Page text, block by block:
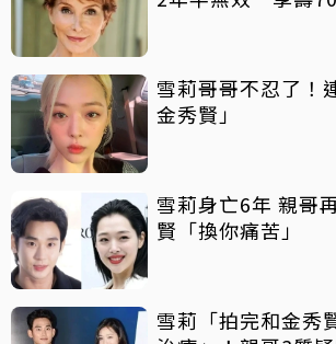
雪莉哥哥不忍了！
金秀賢」
雪莉身亡6年 親哥
賢「換你痛苦」
雪莉「拍完和金秀